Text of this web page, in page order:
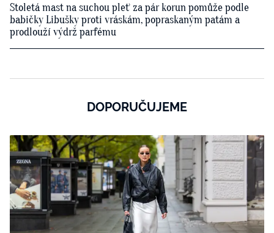
Stoletá mast na suchou pleť za pár korun pomůže podle
babičky Libušky proti vráskám, popraskaným patám a
prodlouží výdrž parfému
DOPORUČUJEME